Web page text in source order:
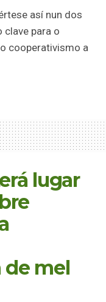
así nun dos
para o
cooperativismo a
lugar
mel